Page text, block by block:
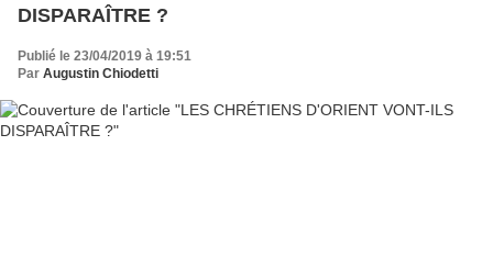
DISPARAÎTRE ?
Publié le 23/04/2019 à 19:51
Par Augustin Chiodetti